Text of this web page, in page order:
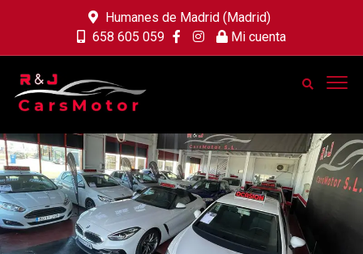
Humanes de Madrid (Madrid)
658 605 059
Mi cuenta